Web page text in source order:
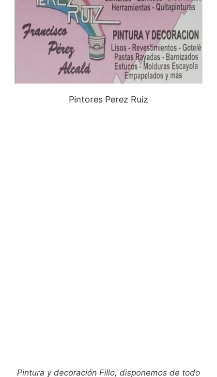
Pintores Perez Ruiz
Pintura y decoración Fillo, disponemos de todo